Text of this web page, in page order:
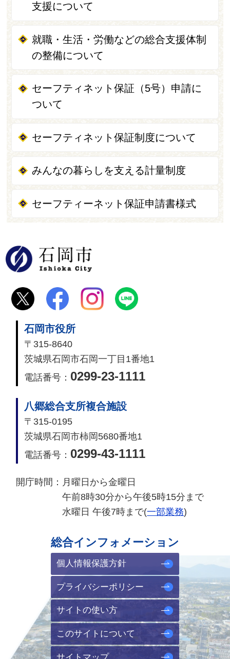
支援について
就職・生活・労働などの総合支援体制
の整備について
セーフティネット保証（5号）申請に
ついて
セーフティネット保証制度について
みんなの暮らしを支える計量制度
セーフティーネット保証申請書様式
石岡市役所
〒315-8640
茨城県石岡市石岡一丁目1番地1
電話番号： 0299-23-1111
八郷総合支所複合施設
〒315-0195
茨城県石岡市柿岡5680番地1
電話番号： 0299-43-1111
開庁時間： 月曜日から金曜日
午前8時30分から午後5時15分まで
水曜日 午後7時まで(一部業務)
総合インフォメーション
個人情報保護方針
プライバシーポリシー
サイトの使い方
このサイトについて
サイトマップ